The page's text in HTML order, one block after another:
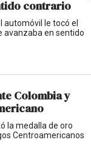
contrario
automóvil le tocó el
avanzaba en sentido
Colombia y
la medalla de oro
Centroamericanos